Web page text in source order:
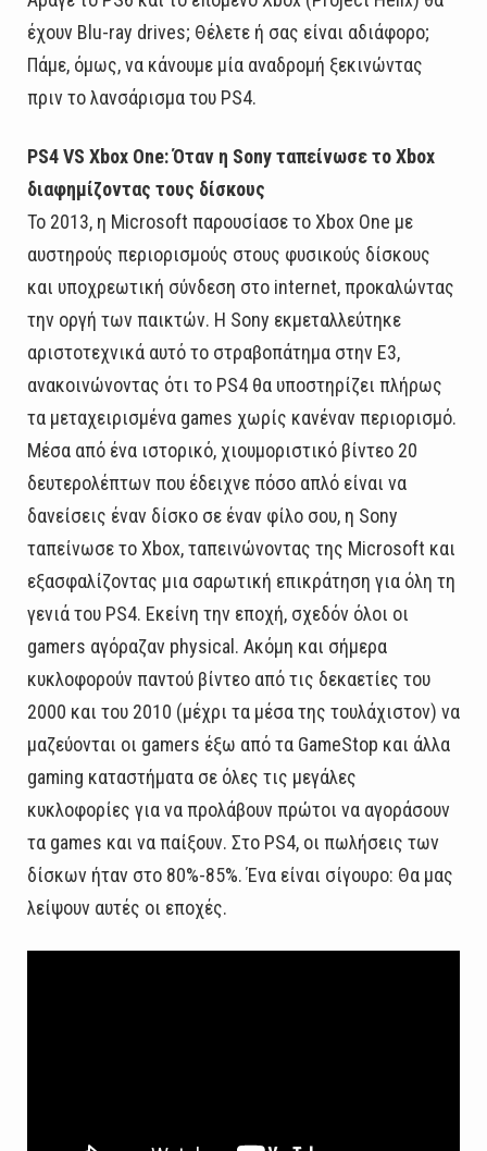
έχουν Blu-ray drives; Θέλετε ή σας είναι αδιάφορο;
Πάμε, όμως, να κάνουμε μία αναδρομή ξεκινώντας
πριν το λανσάρισμα του PS4.
PS4 VS Xbox One: Όταν η Sony ταπείνωσε το Xbox
διαφημίζοντας τους δίσκους
Το 2013, η Microsoft παρουσίασε το Xbox One με
αυστηρούς περιορισμούς στους φυσικούς δίσκους
και υποχρεωτική σύνδεση στο internet, προκαλώντας
την οργή των παικτών. Η Sony εκμεταλλεύτηκε
αριστοτεχνικά αυτό το στραβοπάτημα στην E3,
ανακοινώνοντας ότι το PS4 θα υποστηρίζει πλήρως
τα μεταχειρισμένα games χωρίς κανέναν περιορισμό.
Μέσα από ένα ιστορικό, χιουμοριστικό βίντεο 20
δευτερολέπτων που έδειχνε πόσο απλό είναι να
δανείσεις έναν δίσκο σε έναν φίλο σου, η Sony
ταπείνωσε το Xbox, ταπεινώνοντας της Microsoft και
εξασφαλίζοντας μια σαρωτική επικράτηση για όλη τη
γενιά του PS4. Εκείνη την εποχή, σχεδόν όλοι οι
gamers αγόραζαν physical. Ακόμη και σήμερα
κυκλοφορούν παντού βίντεο από τις δεκαετίες του
2000 και του 2010 (μέχρι τα μέσα της τουλάχιστον) να
μαζεύονται οι gamers έξω από τα GameStop και άλλα
gaming καταστήματα σε όλες τις μεγάλες
κυκλοφορίες για να προλάβουν πρώτοι να αγοράσουν
τα games και να παίξουν. Στο PS4, οι πωλήσεις των
δίσκων ήταν στο 80%-85%. Ένα είναι σίγουρο: Θα μας
λείψουν αυτές οι εποχές.